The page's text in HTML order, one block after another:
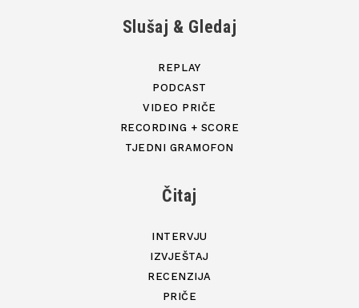
Slušaj & Gledaj
REPLAY
PODCAST
VIDEO PRIČE
RECORDING + SCORE
TJEDNI GRAMOFON
Čitaj
INTERVJU
IZVJEŠTAJ
RECENZIJA
PRIČE